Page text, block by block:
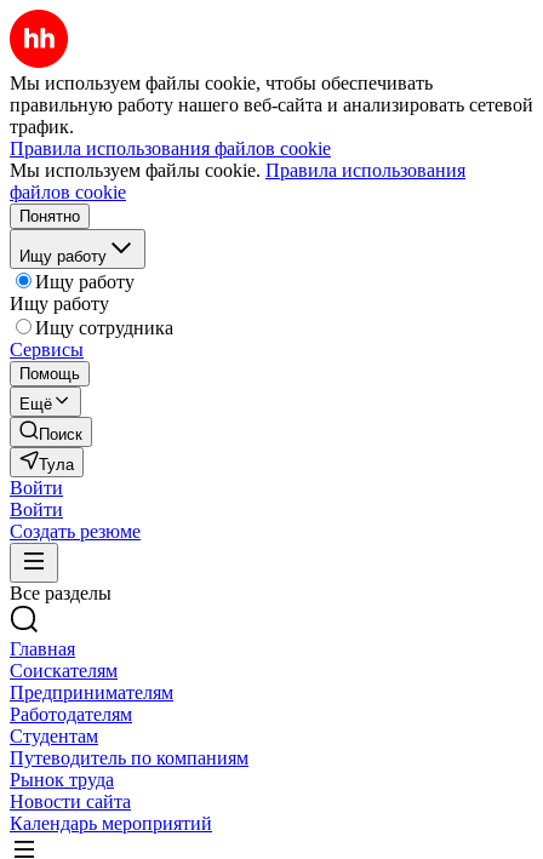
Мы используем файлы cookie, чтобы обеспечивать
правильную работу нашего веб-сайта и анализировать сетевой
трафик.
Правила использования файлов cookie
Мы используем файлы cookie. Правила использования
файлов cookie
Понятно
Ищу работу
Ищу работу
Ищу работу
Ищу сотрудника
Сервисы
Помощь
Ещё
Поиск
Тула
Войти
Войти
Создать резюме
Все разделы
Главная
Соискателям
Предпринимателям
Работодателям
Студентам
Путеводитель по компаниям
Рынок труда
Новости сайта
Календарь мероприятий